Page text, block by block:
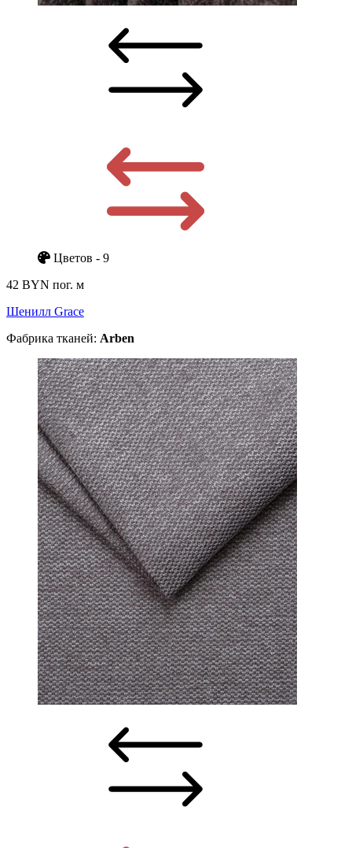
Цветов - 9
42 BYN пог. м
Шенилл Grace
Фабрика тканей: Arben